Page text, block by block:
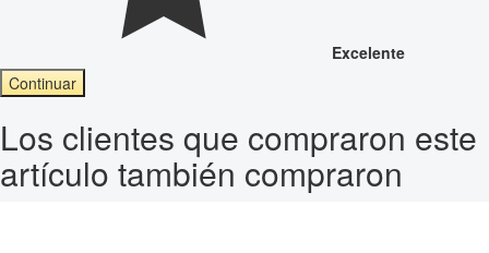
Excelente
Continuar
Los clientes que compraron este
artículo también compraron